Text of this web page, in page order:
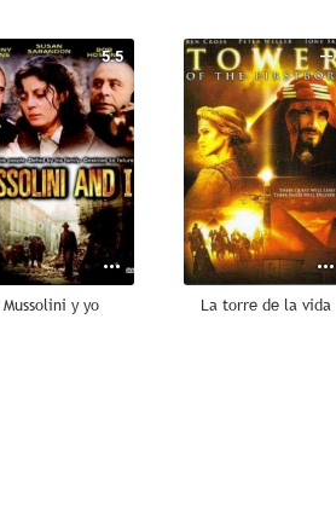
5.5
Mussolini y yo
--
La torre de la vida